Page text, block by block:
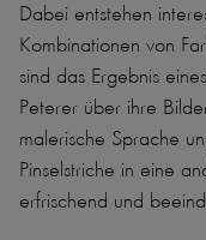
Dabei entstehen
Kombinationen von
sind das Ergebnis
Peterer über ihre
malerische Sprache
Pinselstriche in eine
erfrischend und